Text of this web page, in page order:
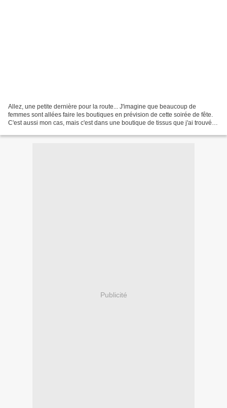
Allez, une petite dernière pour la route... J'imagine que beaucoup de
femmes sont allées faire les boutiques en prévision de cette soirée de fête.
C'est aussi mon cas, mais c'est dans une boutique de tissus que j'ai trouvé
Publicité